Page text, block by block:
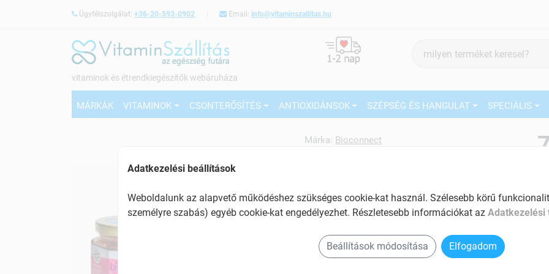
Ügyfélszolgálat: +36-20-593-0902 Email: info@vitaminszallitas.hu
vitaminok és étrendkiegészítők webáruháza
keresés
MÁRKÁK VITAMINOK CSONTERŐSÍTÉS ANTIOXIDÁNSOK SZÉPSÉG ÉS HANGULAT SPECIÁLIS
Márka: Bioconnect
Immunerősítő gyermekeknek
Tartalom: 210 g
Segít a betegségek megelőzésében
Adatkezelési beállítások
Weboldalunk az alapvető működéshez szükséges cookie-kat használ. Szélesebb körű
személyre szabás) egyéb cookie-kat engedélyezhet. Részletesebb információkat az Adatkezelési
Beállítások módosítása Elfogadom